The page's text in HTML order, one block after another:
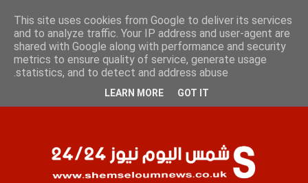
الجمعة 7 أغسطس 2026
الصفحات
This site uses cookies from Google to deliver its services
and to analyze traffic. Your IP address and user-agent are
shared with Google along with performance and security
metrics to ensure quality of service, generate usage
statistics, and to detect and address abuse.
LEARN MORE GOT IT